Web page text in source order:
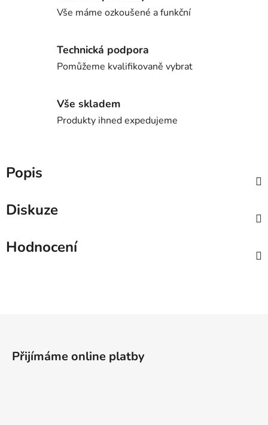
Vše máme ozkoušené a funkční
Technická podpora
Pomůžeme kvalifikovaně vybrat
Vše skladem
Produkty ihned expedujeme
Popis
Diskuze
Hodnocení
Přijímáme online platby